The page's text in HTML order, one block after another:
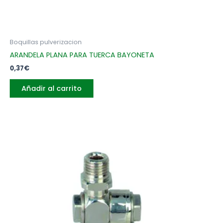
Boquillas pulverizacion
ARANDELA PLANA PARA TUERCA BAYONETA
0,37€
Añadir al carrito